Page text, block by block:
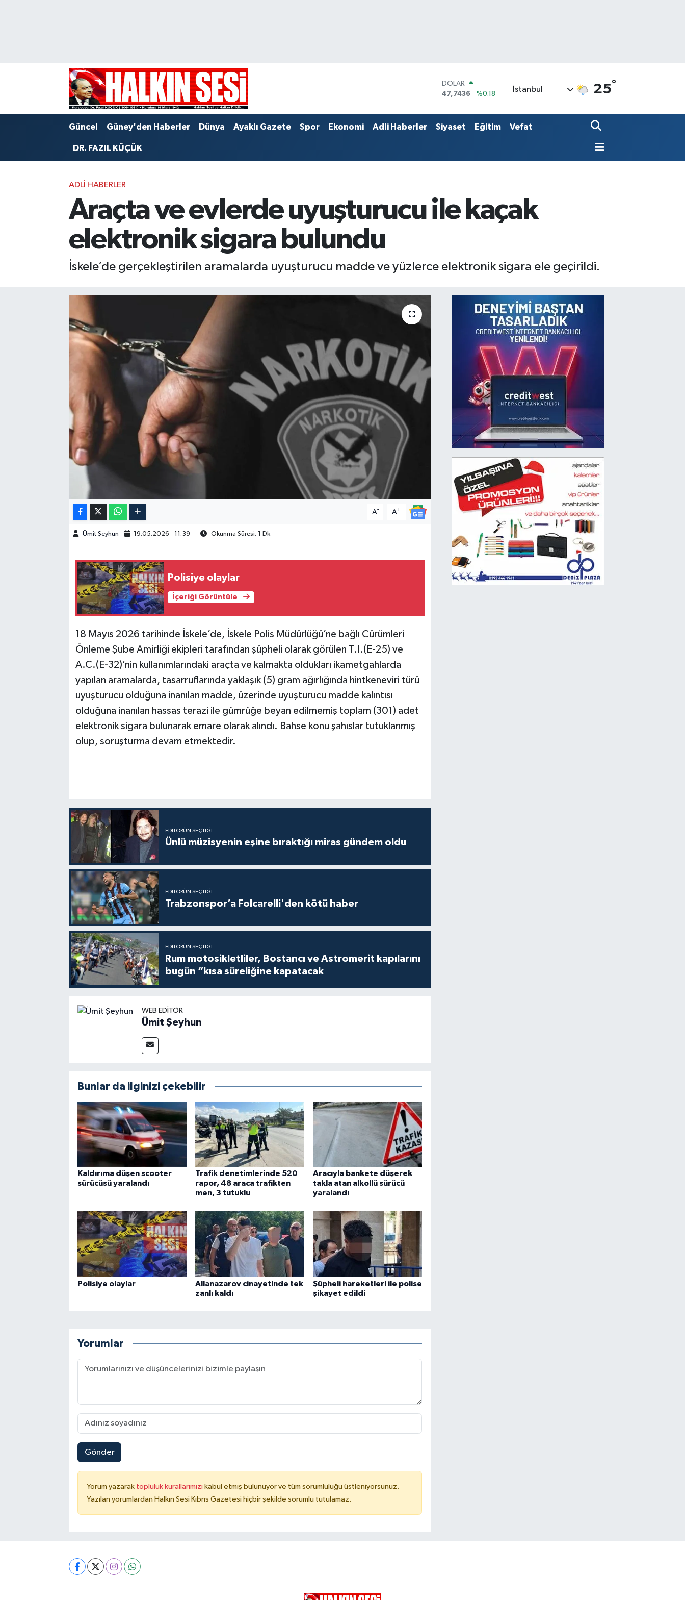
DOLAR
47,7436
%0.18
55,2510
%0.32
STERLİN
İstanbul 25°
Güncel Güney'den Haberler Dünya Ayaklı Gazete Spor Ekonomi Adli Haberler Siyaset Eğitim Vefat
DR. FAZIL KÜÇÜK
ADLI HABERLER
Araçta ve evlerde uyuşturucu ile kaçak
elektronik sigara bulundu
İskele’de gerçekleştirilen aramalarda uyuşturucu madde ve yüzlerce elektronik sigara ele geçirildi.
A- A+
Ümit Şeyhun 19.05.2026 - 11:39 Okunma Süresi: 1 Dk
Polisiye olaylar
İçeriği Görüntüle
18 Mayıs 2026 tarihinde İskele’de, İskele Polis Müdürlüğü’ne bağlı Cürümleri
Önleme Şube Amirliği ekipleri tarafından şüpheli olarak görülen T.I.(E-25) ve
A.C.(E-32)’nin kullanımlarındaki araçta ve kalmakta oldukları ikametgahlarda
yapılan aramalarda, tasarruflarında yaklaşık (5) gram ağırlığında hintkeneviri türü
uyuşturucu olduğuna inanılan madde, üzerinde uyuşturucu madde kalıntısı
olduğuna inanılan hassas terazi ile gümrüğe beyan edilmemiş toplam (301) adet
elektronik sigara bulunarak emare olarak alındı. Bahse konu şahıslar tutuklanmış
olup, soruşturma devam etmektedir.
EDITÖRÜN SEÇTIĞI
Ünlü müzisyenin eşine bıraktığı miras gündem oldu
EDITÖRÜN SEÇTIĞI
Trabzonspor’a Folcarelli'den kötü haber
EDITÖRÜN SEÇTIĞI
Rum motosikletliler, Bostancı ve Astromerit kapılarını
bugün “kısa süreliğine kapatacak
WEB EDITÖR
Ümit Şeyhun
Bunlar da ilginizi çekebilir
Kaldırıma düşen scooter
sürücüsü yaralandı
Trafik denetimlerinde 520
rapor, 48 araca trafikten
men, 3 tutuklu
Aracıyla bankete düşerek
takla atan alkollü sürücü
yaralandı
Polisiye olaylar
Allanazarov cinayetinde tek
zanlı kaldı
Şüpheli hareketleri ile polise
şikayet edildi
Yorumlar
Gönder
Yorum yazarak topluluk kurallarımızı kabul etmiş bulunuyor ve tüm sorumluluğu üstleniyorsunuz.
Yazılan yorumlardan Halkın Sesi Kıbrıs Gazetesi hiçbir şekilde sorumlu tutulamaz.
Trafik Durumu
Puan Durumu ve Fikstür